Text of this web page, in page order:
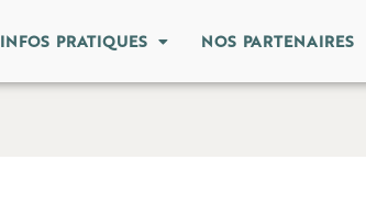
INFOS PRATIQUES NOS PARTENAIRES